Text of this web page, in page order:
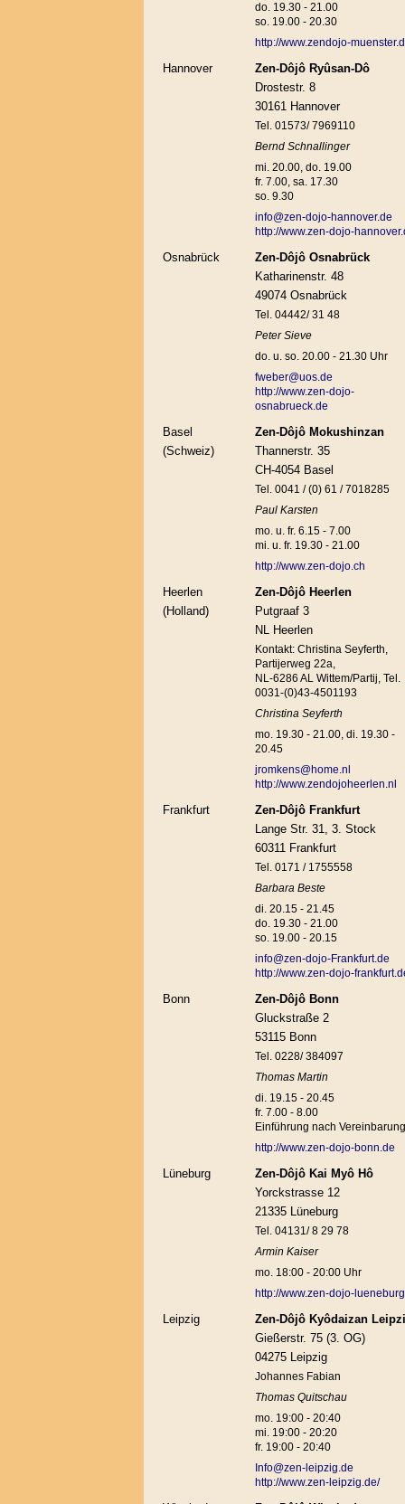
do. 19.30 - 21.00
so. 19.00 - 20.30
http://www.zendojo-
Hannover
Zen-Dôjô Ryûsan-Dô
Drostestr. 8
30161 Hannover
Tel. 01573/ 7969110
Bernd Schnallinger
mi. 20.00, do. 19.00
fr. 7.00, sa. 17.30
so. 9.30
info@zen-dojo-hannover.de
http://www.zen-dojo-
Osnabrück
Zen-Dôjô Osnabrück
Katharinenstr. 48
49074 Osnabrück
Tel. 04442/ 31 48
Peter Sieve
do. u. so. 20.00 - 21.30 Uhr
fweber@uos.de
http://www.zen-dojo-
osnabrueck.de
Basel
Zen-Dôjô Mokushinzan
(Schweiz)
Thannerstr. 35
CH-4054 Basel
Tel. 0041 / (0) 61 / 7018285
Paul Karsten
mo. u. fr. 6.15 - 7.00
mi. u. fr. 19.30 - 21.00
http://www.zen-dojo.ch
Heerlen
Zen-Dôjô Heerlen
(Holland)
Putgraaf 3
NL Heerlen
Kontakt: Christina Seyferth,
Partijerweg 22a,
NL-6286 AL Wittem/Partij, Tel.
0031-(0)43-4501193
Christina Seyferth
mo. 19.30 - 21.00, di. 19.30 -
20.45
jromkens@home.nl
http://www.zendojoheerlen.nl
Frankfurt
Zen-Dôjô Frankfurt
Lange Str. 31, 3. Stock
60311 Frankfurt
Tel. 0171 / 1755558
Barbara Beste
di. 20.15 - 21.45
do. 19.30 - 21.00
so. 19.00 - 20.15
info@zen-dojo-Frankfurt.de
http://www.zen-dojo-
Bonn
Zen-Dôjô Bonn
Gluckstraße 2
53115 Bonn
Tel. 0228/ 384097
Thomas Martin
di. 19.15 - 20.45
fr. 7.00 - 8.00
Einführung nach Vereinbarung
http://www.zen-dojo-bonn.de
Lüneburg
Zen-Dôjô Kai Myô Hô
Yorckstrasse 12
21335 Lüneburg
Tel. 04131/ 8 29 78
Armin Kaiser
mo. 18:00 - 20:00 Uhr
http://www.zen-dojo-
Leipzig
Zen-Dôjô Kyôdaizan
Gießerstr. 75 (3. OG)
04275 Leipzig
Johannes Fabian
Thomas Quitschau
mo. 19:00 - 20:40
mi. 19:00 - 20:20
fr. 19:00 - 20:40
Info@zen-leipzig.de
http://www.zen-leipzig.de/